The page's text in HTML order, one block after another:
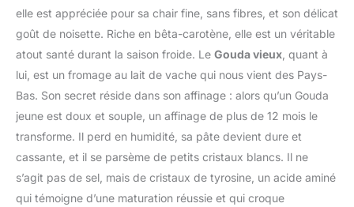
elle est appréciée pour sa chair fine, sans fibres, et son délicat
goût de noisette. Riche en bêta-carotène, elle est un véritable
atout santé durant la saison froide. Le Gouda vieux , quant à
lui, est un fromage au lait de vache qui nous vient des Pays-
Bas. Son secret réside dans son affinage : alors qu’un Gouda
jeune est doux et souple, un affinage de plus de 12 mois le
transforme. Il perd en humidité, sa pâte devient dure et
cassante, et il se parsème de petits cristaux blancs. Il ne
s’agit pas de sel, mais de cristaux de tyrosine, un acide aminé
qui témoigne d’une maturation réussie et qui croque